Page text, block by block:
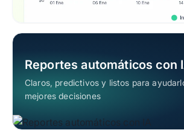
Reportes automáticos con
Claros, predictivos y listos para
mejores decisiones